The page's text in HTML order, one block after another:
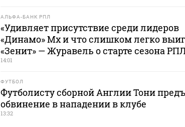
АЛЬФА-БАНК РПЛ
«Удивляет присутствие среди лидеров
«Динамо» Мх и что слишком легко
«Зенит» — Журавель о старте сезона
14:01
ФУТБОЛ
Футболисту сборной Англии Тони
обвинение в нападении в клубе
13:32